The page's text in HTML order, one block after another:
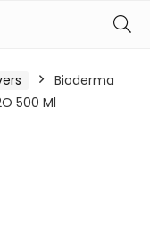
Bioderma
500 Ml